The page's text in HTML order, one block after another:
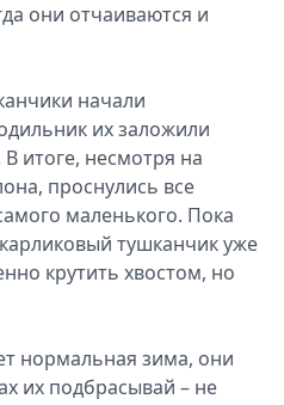
они отчаиваются и
начали
их заложили
В итоге, несмотря на
проснулись все
маленького. Пока
тушканчик уже
крутить хвостом, но
нормальная зима, они
их подбрасывай – не